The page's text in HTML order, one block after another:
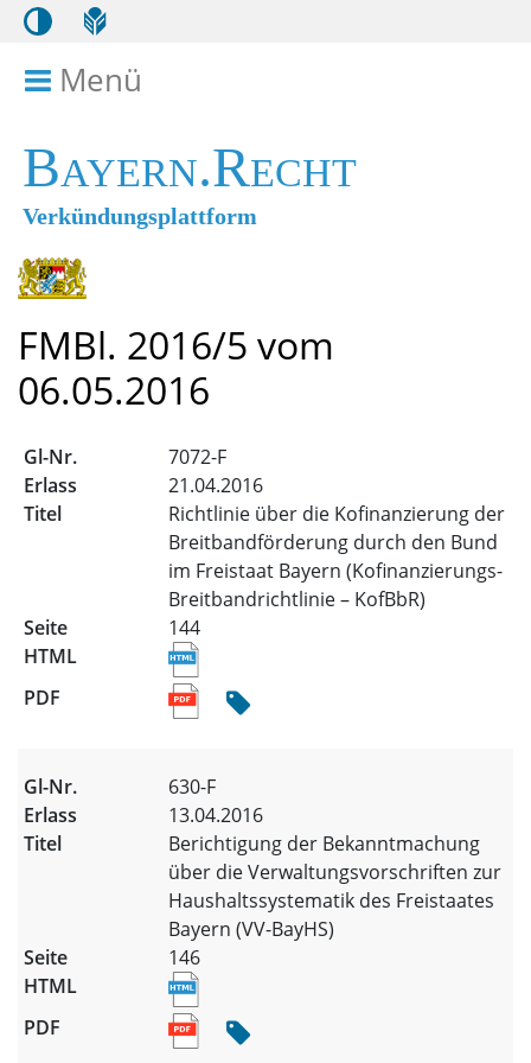
Menü
Bayern.Recht
Verkündungsplattform
FMBl. 2016/5 vom
06.05.2016
7072-F
21.04.2016
Richtlinie über die Kofinanzierung der
Breitbandförderung durch den Bund
im Freistaat Bayern (Kofinanzierungs-
Breitbandrichtlinie – KofBbR)
144
630-F
13.04.2016
Berichtigung der Bekanntmachung
über die Verwaltungsvorschriften zur
Haushaltssystematik des Freistaates
Bayern (VV-BayHS)
146